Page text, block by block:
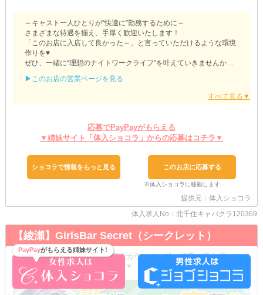
～キャスト一人ひとりが“快適に”勤務するために～
さまざまな待遇を揃え、手厚く歓迎いたします！
「このお店に入店して良かった～」と言っていただけるような環境
作りを♥
ぜひ、一緒に“理想のナイトワークライフ”を叶えていきませんか？
『【千代田線亀有駅】ClubMARS-マーズ-』
特に当店は《ノルマ》を設けておらず、プレッシャーとも無縁の世
す♥
ちなみに、飲酒の有無はキャストが自由に決められます！
お酒が苦手・そもそもNGといった子も、安心してご応募を◎
お身体に負担なく《ノンアル》で接客していただいて構いません！
万が一お酒を勧められてしまった際は、スタッフがフォローしに駆
“無理は禁物”⇒まさしくこの言葉を体現した良環境です◎
体験入店は《複数回》受付可能！
未経験者さんも含め、みなさんどしどしご応募ください♥
▶このお店の営業ページを見る
応募でPayPayがもらえる
▼姉妹サイト「体入ショコラ」からの応募はコチラ▼
ショコラで情報をもっと見る このお店に応募する
提供元：体入ショコラ
体入求人No：北千住キャバクラ120369
【綾瀬】GirlsBar Secret（シークレット）
＼未経験者さんも大歓迎♪／ 完全カウンター越し接客で安心感バツグ
ン☆ 今ならほぼ100％採用中です♥
PayPayがもらえる姉妹サイト!